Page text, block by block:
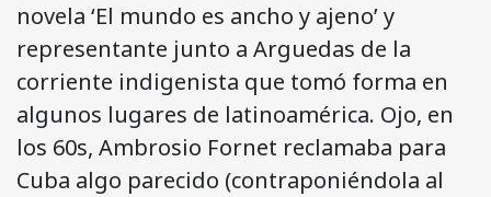
novela ‘El mundo es ancho y ajeno’ y
representante junto a Arguedas de la
corriente indigenista que tomó forma en
algunos lugares de latinoamérica. Ojo, en
los 60s, Ambrosio Fornet reclamaba para
Cuba algo parecido (contraponiéndola al